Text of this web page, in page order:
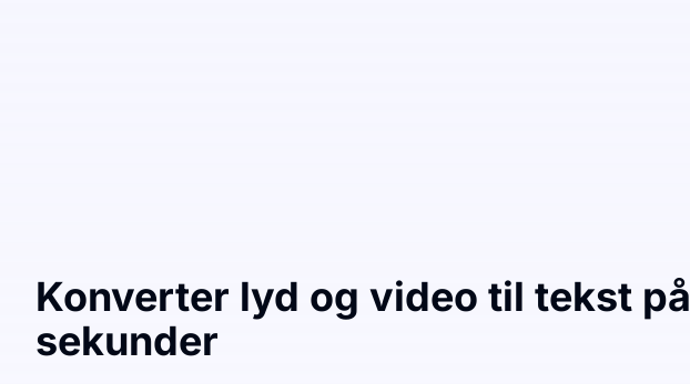
Konverter lyd og video til tekst på
sekunder